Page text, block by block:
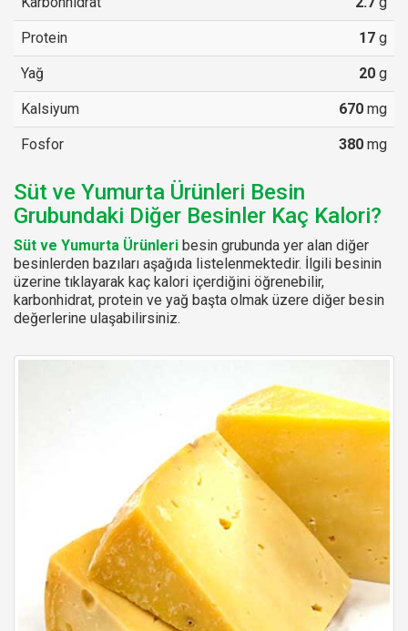
Protein 17 g
Yağ 20 g
Kalsiyum 670 mg
Fosfor 380 mg
Süt ve Yumurta Ürünleri Besin
Grubundaki Diğer Besinler Kaç Kalori?
Süt ve Yumurta Ürünleri besin grubunda yer alan diğer
besinlerden bazıları aşağıda listelenmektedir. İlgili besinin
üzerine tıklayarak kaç kalori içerdiğini öğrenebilir,
karbonhidrat, protein ve yağ başta olmak üzere diğer besin
değerlerine ulaşabilirsiniz.